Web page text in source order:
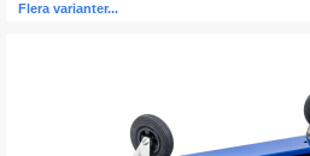
Flera varianter...